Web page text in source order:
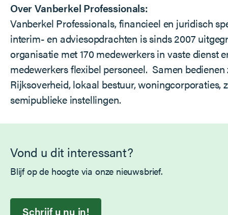
Over Vanberkel Professionals:
Vanberkel Professionals, financieel en juridisch
interim- en adviesopdrachten is sinds 2007
organisatie met 170 medewerkers in vaste dienst
medewerkers flexibel personeel. Samen bedienen
Rijksoverheid, lokaal bestuur, woningcorporaties,
semipublieke instellingen.
Vond u dit interessant?
Blijf op de hoogte via onze nieuwsbrief.
Schrijf u nu in!